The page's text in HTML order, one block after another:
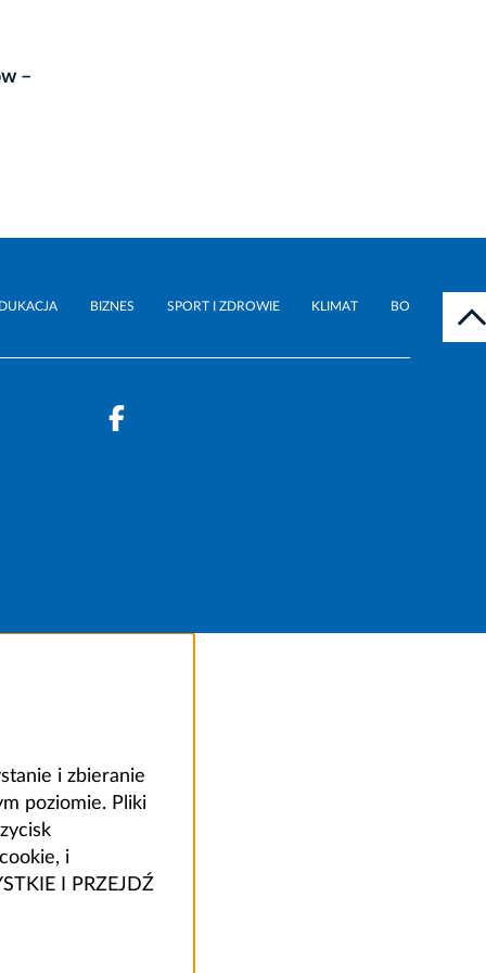
–
BIZNES SPORT I ZDROWIE KLIMAT BO
i zbieranie
poziomie. Pliki
i
I PRZEJDŹ